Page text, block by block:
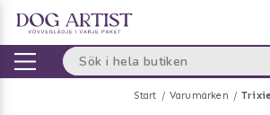
Start Varumärken